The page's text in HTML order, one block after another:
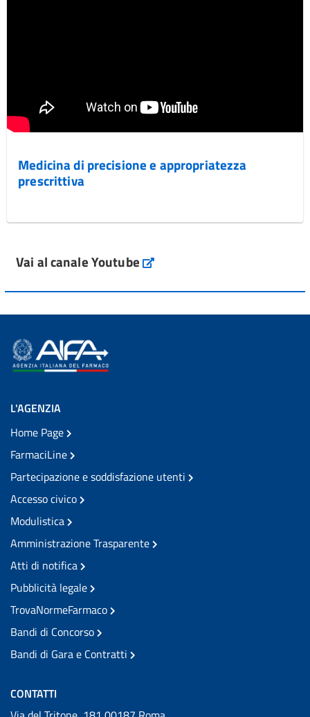
Medicina di precisione e appropriatezza
prescrittiva
Vai al canale Youtube
L'AGENZIA
Home Page
FarmaciLine
Partecipazione e soddisfazione utenti
Accesso civico
Modulistica
Amministrazione Trasparente
Atti di notifica
Pubblicità legale
TrovaNormeFarmaco
Bandi di Concorso
Bandi di Gara e Contratti
CONTATTI